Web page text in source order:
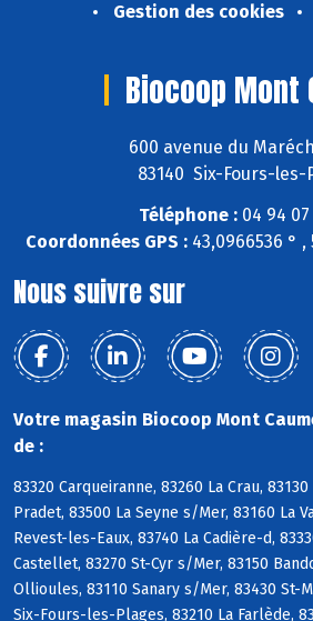
Gestion des cookies
Biocoop Mont
600 avenue du
83140 Six-Fours-les-
Téléphone : 04 94
Coordonnées GPS :43,0966536 ° ,
Nous suivre sur
Votre magasin Biocoop Mont
de :
83320 Carqueiranne, 83260 La Crau, 83130
Pradet, 83500 La Seyne s/Mer, 83160 La
Revest-les-Eaux, 83740 La Cadière-d,
Castellet, 83270 St-Cyr s/Mer, 83150
Ollioules, 83110 Sanary s/Mer, 83430 St-
Six-Fours-les-Plages, 83210 La Farlède,